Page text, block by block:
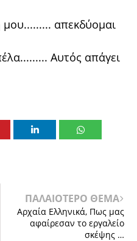
απεκδύομαι
Αυτός απάγει
ΠΑΛΑΙΟΤΕΡΟ ΘΕΜΑ
Αρχαία Ελληνικά, Πως μας
αφαίρεσαν το εργαλείο
σκέψης …